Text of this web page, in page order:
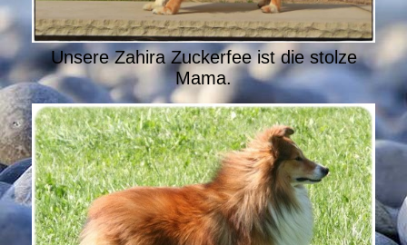
Unsere Zahira Zuckerfee ist die stolze
Mama.